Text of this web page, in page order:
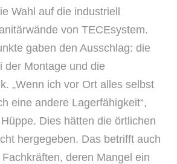
Wahl auf die industriell
von TECEsystem.
gaben den Ausschlag: die
der Montage und die
„Wenn ich vor Ort alles selbst
eine andere Lagerfähigkeit“,
Dies hätten die örtlichen
hergegeben. Das betrifft auch
deren Mangel ein